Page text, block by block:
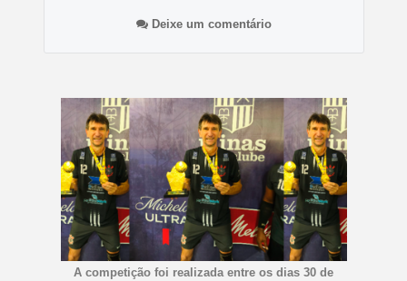
Deixe um comentário
A competição foi realizada entre os dias 30 de